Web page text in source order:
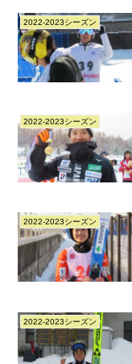
2022-2023シーズン
2022-2023シーズン
2022-2023シーズン
2022-2023シーズン